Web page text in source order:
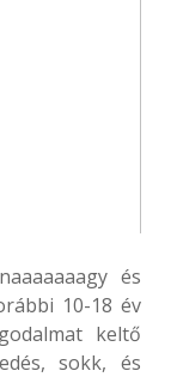
és
10-18 év
keltő
sokk, és